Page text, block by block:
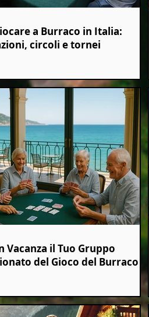
a Burraco in Italia:
circoli e tornei
Vacanza il Tuo Gruppo
del Gioco del Burraco